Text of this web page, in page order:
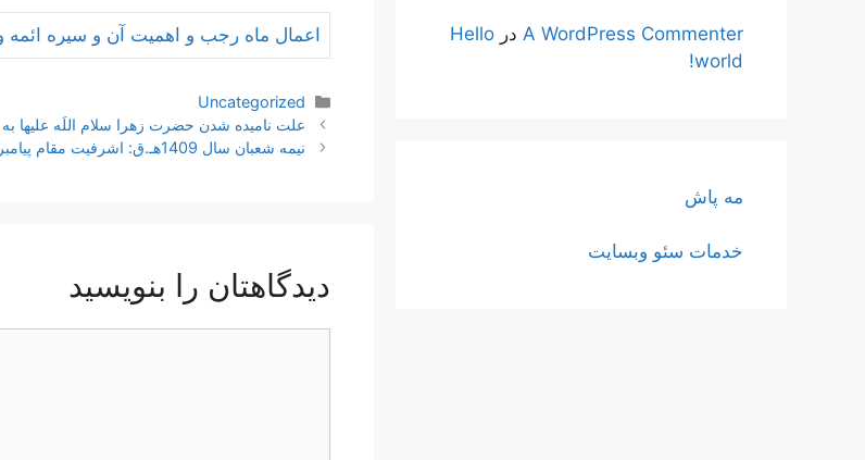
اعمال ماه رجب و اهمیت آن و سیره ائمه و
دسته‌ها
Uncategorized
ناوبری
نوشته‌ها
علت نامیده شدن حضرت زهرا سلام اللَه عليها به
نیمه شعبان سال 1409هـ.ق: اشرفیت مقام پیامبر اكرم بر سائر انبیاء در متحقق شدن به مفاد كلمه الله اكبر
دیدگاهتان را بنویسید
A WordPress Commenter در Hello
world!
مه پاش
خدمات سئو وبسایت